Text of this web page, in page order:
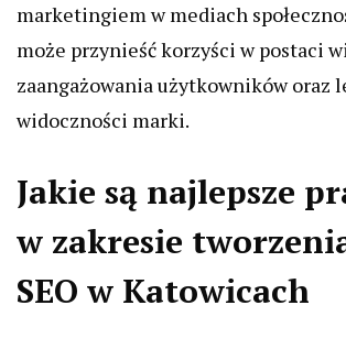
marketingiem w mediach
może przynieść korzyści w postaci
zaangażowania użytkowników oraz
widoczności marki.
Jakie są najlepsze
w zakresie
SEO w Katowicach